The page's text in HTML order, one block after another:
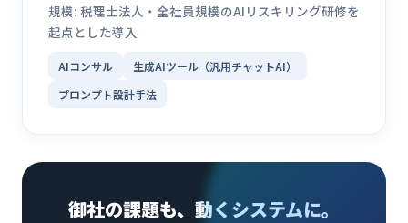
規模: 税理士法人・全社員規模のAIリスキリング研修を
起点とした導入
AIコンサル
生成AIツール（汎用チャットAI）
プロンプト設計手法
御社の課題も、動くシステムに。